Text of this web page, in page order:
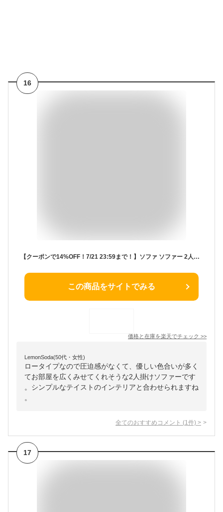
16
【クーポンで14%OFF！7/21 23:59まで！】ソファ ソファー 2人掛けソファ 2人掛けソファー 2人掛け 2P 二人掛け 北欧 おしゃれ コンパクト 省スペース I字 韓国 インテリア 幅110cm ローソファ ローソファー I字型 sofa 合皮 レザー 皮 革
この商品をサイトでみる
価格と在庫を楽天でチェック >>
LemonSoda(50代・女性)
ロータイプなので圧迫感がなくて、優しい色合いが多く
てお部屋を広くみせてくれそうな2人掛けソファーです
。シンプルなテイストのインテリアと合わせられますね
。
全てのおすすめコメント (1 件) >
17